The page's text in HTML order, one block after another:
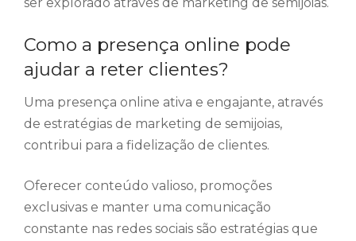
Como a presença online pode
ajudar a reter clientes?
Uma presença online ativa e engajante, através
de estratégias de marketing de semijoias,
contribui para a fidelização de clientes.
Oferecer conteúdo valioso, promoções
exclusivas e manter uma comunicação
constante nas redes sociais são estratégias que